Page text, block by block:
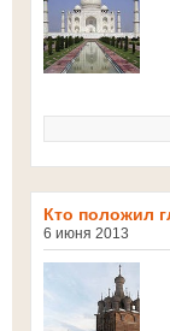
Кто положил
6 июня 2013